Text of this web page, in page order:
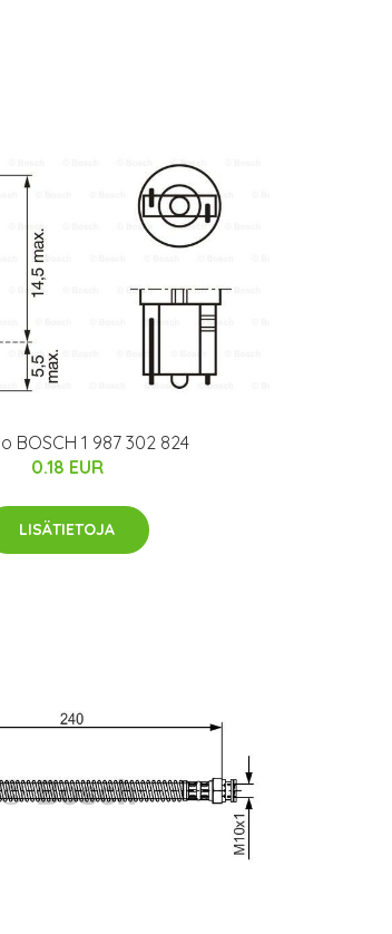
BOSCH 1 987 302 824
0.18 EUR
LISÄTIETOJA